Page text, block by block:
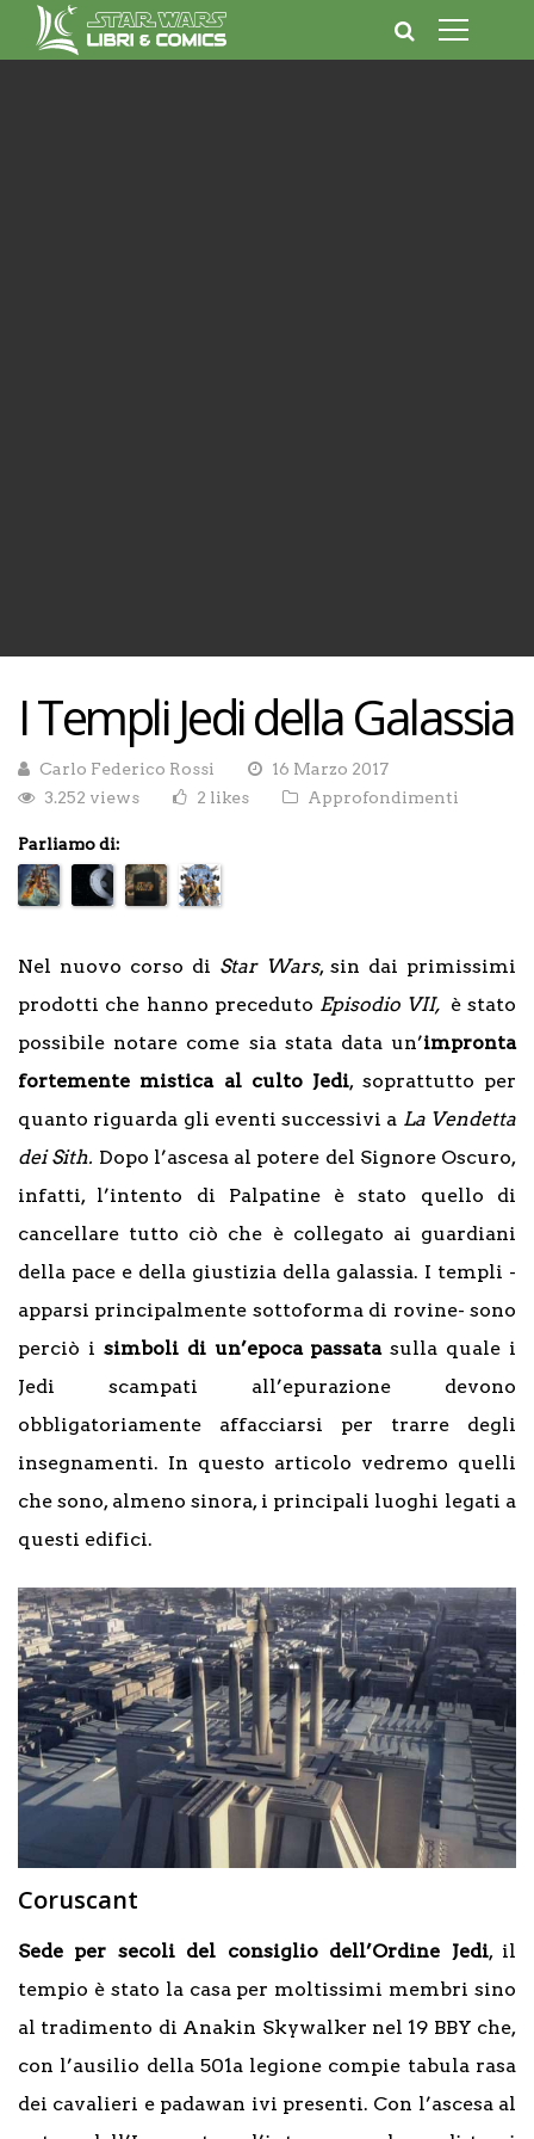
I Templi Jedi della Galassia
Carlo Federico Rossi
16 Marzo 2017
3.252 views
2 likes Approfondimenti
Parliamo di:
Nel nuovo corso di Star Wars, sin dai primissimi
prodotti che hanno preceduto Episodio VII, è stato
possibile notare come sia stata data un’impronta
fortemente mistica al culto Jedi, soprattutto per
quanto riguarda gli eventi successivi a La Vendetta
dei Sith. Dopo l’ascesa al potere del Signore Oscuro,
infatti, l’intento di Palpatine è stato quello di
cancellare tutto ciò che è collegato ai guardiani
della pace e della giustizia della galassia. I templi -
apparsi principalmente sottoforma di rovine- sono
perciò i simboli di un’epoca passatasulla quale i
Jedi scampati all’epurazione devono
obbligatoriamente affacciarsi per trarre degli
insegnamenti. In questo articolo vedremo quelli
che sono, almeno sinora, i principali luoghi legati a
questi edifici.
Coruscant
Sede per secoli del consiglio dell’Ordine Jedi, il
tempio è stato la casa per moltissimi membri sino
al tradimento di Anakin Skywalker nel 19 BBY che,
con l’ausilio della 501a legione compie tabula rasa
dei cavalieri e padawan ivi presenti. Con l’ascesa al